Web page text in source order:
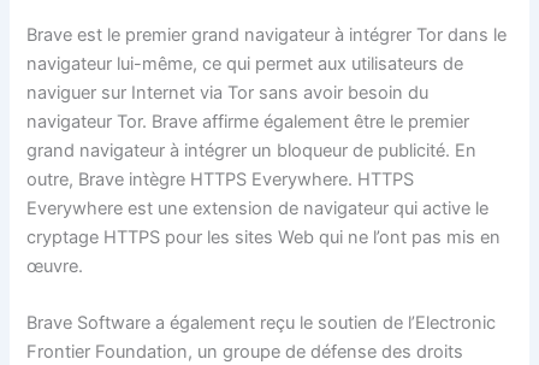
Brave est le premier grand navigateur à intégrer Tor dans le
navigateur lui-même, ce qui permet aux utilisateurs de
naviguer sur Internet via Tor sans avoir besoin du
navigateur Tor. Brave affirme également être le premier
grand navigateur à intégrer un bloqueur de publicité. En
outre, Brave intègre HTTPS Everywhere. HTTPS
Everywhere est une extension de navigateur qui active le
cryptage HTTPS pour les sites Web qui ne l’ont pas mis en
œuvre.
Brave Software a également reçu le soutien de l’Electronic
Frontier Foundation, un groupe de défense des droits